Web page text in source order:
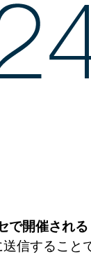
で開催され
信するこ